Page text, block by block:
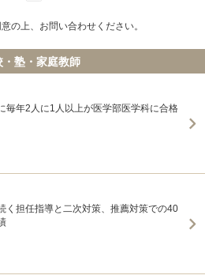
の上、お問い合わせください。
塾・家庭教師
毎年2人に1人以上が医学部医学科に合格
く担任指導と二次対策、推薦対策での40